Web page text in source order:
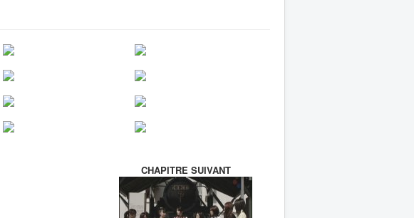
CHAPITRE SUIVANT